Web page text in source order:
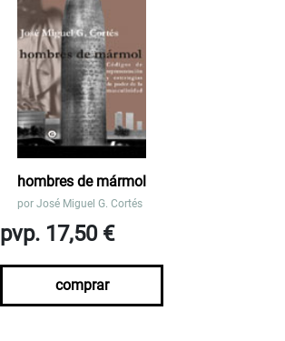
hombres de mármol
por José Miguel G. Cortés
pvp. 17,50 €
comprar